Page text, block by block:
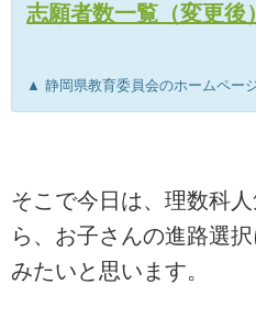
志願者数一覧（変更後）
▲ 静岡県教育委員会のホームペー
そこで今日は、理数科
ら、お子さんの進路選
みたいと思います。